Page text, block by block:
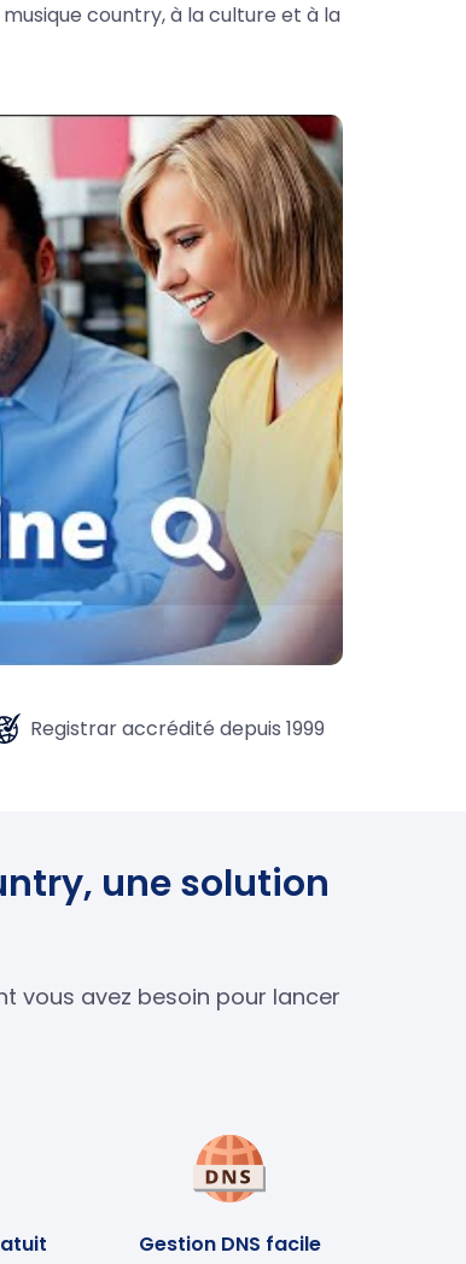
country, à la culture et à la
Registrar accrédité depuis 1999
une solution
vous avez besoin pour lancer
Gestion DNS facile